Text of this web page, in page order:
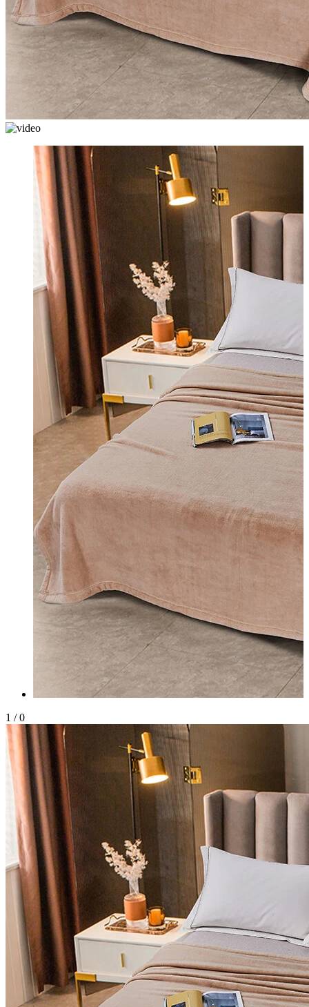
1 / 0